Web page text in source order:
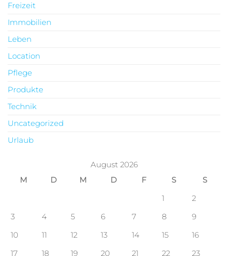
Freizeit
Immobilien
Leben
Location
Pflege
Produkte
Technik
Uncategorized
Urlaub
August 2026
M
D M D F S
S
1
2
3
4 5 6 7 8
9
10
11 12 13 14 15
16
17
18 19 20 21 22 23